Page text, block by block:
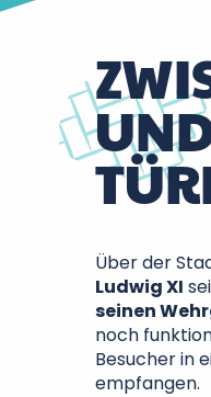
Über der
Ludwig XI
seinen
noch
Besucher in
empfangen.